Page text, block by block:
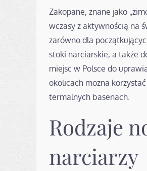
Zakopane, znane jako
wczasy z aktywnością na
zarówno dla
stoki narciarskie, a także
miejsc w Polsce do
okolicach można
termalnych basenach.
Rodzaje
narciarzy